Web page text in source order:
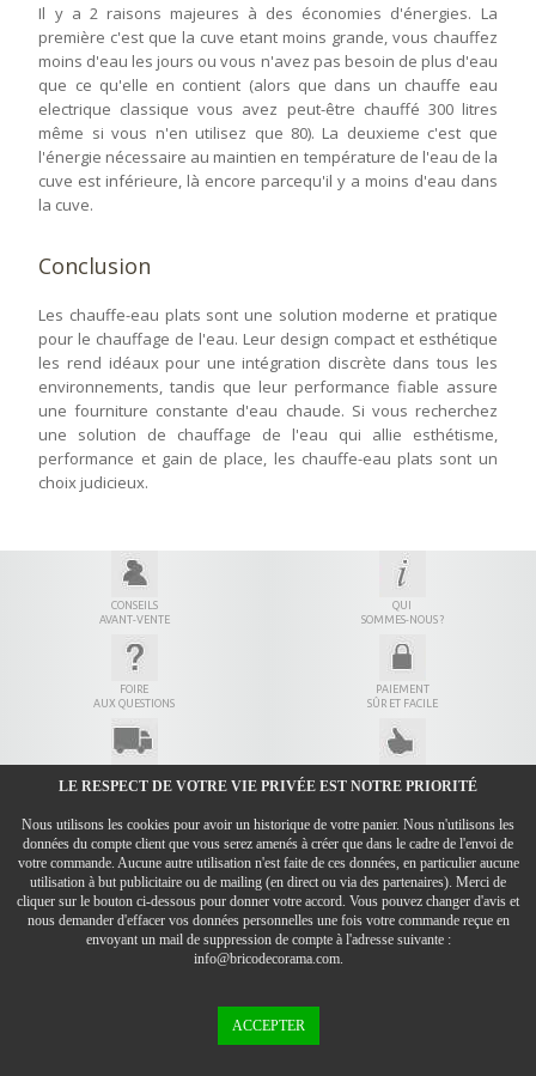
Il y a 2 raisons majeures à des économies d'énergies. La
première c'est que la cuve etant moins grande, vous chauffez
moins d'eau les jours ou vous n'avez pas besoin de plus d'eau
que ce qu'elle en contient (alors que dans un chauffe eau
electrique classique vous avez peut-être chauffé 300 litres
même si vous n'en utilisez que 80). La deuxieme c'est que
l'énergie nécessaire au maintien en température de l'eau de la
cuve est inférieure, là encore parcequ'il y a moins d'eau dans
la cuve.
Conclusion
Les chauffe-eau plats sont une solution moderne et pratique
pour le chauffage de l'eau. Leur design compact et esthétique
les rend idéaux pour une intégration discrète dans tous les
environnements, tandis que leur performance fiable assure
une fourniture constante d'eau chaude. Si vous recherchez
une solution de chauffage de l'eau qui allie esthétisme,
performance et gain de place, les chauffe-eau plats sont un
choix judicieux.
CONSEILS
AVANT-VENTE
QUI
SOMMES-NOUS ?
FOIRE
AUX QUESTIONS
PAIEMENT
SÛR ET FACILE
EN 24H
POUR ÊTRE SÛR
CONDITIONS GÉNÉRALES DE VENTE
MENTIONS LÉGALES
DONNÉES PERSONNELLES
CONTACT
LIENS
LE RESPECT DE VOTRE VIE PRIVÉE EST NOTRE PRIORITÉ
Nous utilisons les cookies pour avoir un historique de votre panier. Nous n'utilisons les
données du compte client que vous serez amenés à créer que dans le cadre de l'envoi de
votre commande. Aucune autre utilisation n'est faite de ces données, en particulier aucune
utilisation à but publicitaire ou de mailing (en direct ou via des partenaires). Merci de
cliquer sur le bouton ci-dessous pour donner votre accord. Vous pouvez changer d'avis et
nous demander d'effacer vos données personnelles une fois votre commande reçue en
envoyant un mail de suppression de compte à l'adresse suivante :
info@bricodecorama.com.
ACCEPTER